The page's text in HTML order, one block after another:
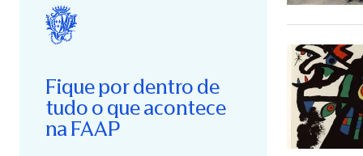
Fique por dentro de
tudo o que acontece
na FAAP